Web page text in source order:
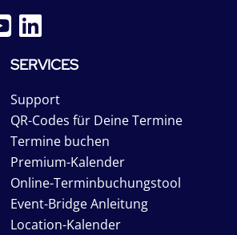
SERVICES
Support
QR-Codes für Deine Termine
Termine buchen
Premium-Kalender
Online-Terminbuchungstool
Event-Bridge Anleitung
Location-Kalender